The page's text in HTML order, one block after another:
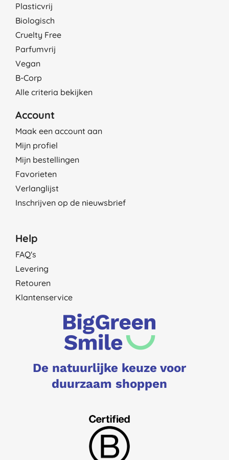
Plasticvrij
Biologisch
Cruelty Free
Parfumvrij
Vegan
B-Corp
Alle criteria bekijken
Account
Maak een account aan
Mijn profiel
Mijn bestellingen
Favorieten
Verlanglijst
Inschrijven op de nieuwsbrief
Help
FAQ's
Levering
Retouren
Klantenservice
De natuurlijke keuze voor
duurzaam shoppen